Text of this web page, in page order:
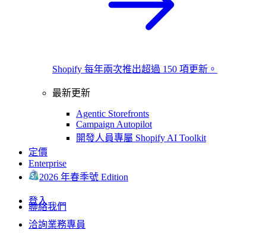
Shopify 每年兩次推出超過 150 項更新。
最新更新
Agentic Storefronts
Campaign Autopilot
開發人員專屬 Shopify AI Toolkit
定價
Enterprise
2026 年春季號 Edition
登入
聯絡我們
洽詢業務專員